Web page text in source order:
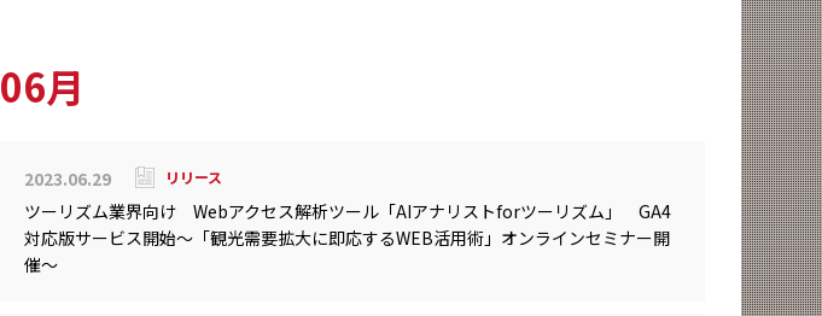
06月
2023.06.29 リリース
ツーリズム業界向け Webアクセス解析ツール「AIアナリストforツーリズム」 GA4
対応版サービス開始～「観光需要拡大に即応するWEB活用術」オンラインセミナー開
催～